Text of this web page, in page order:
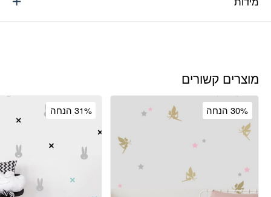
מוצרים קשורים
30% הנחה 31% הנחה